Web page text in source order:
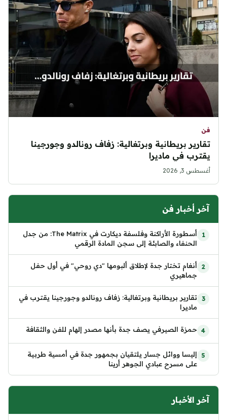
فن
تقارير بريطانية وبرتغالية: زفاف رونالدو وجورجينا
يقترب في ماديرا
أغسطس 3, 2026
آخر أخبار فن
أسطورة الأراكنة وفلسفة ديكارت في The Matrix: من جدل
الحنفاء والصابئة إلى سجن المادة الرقمي
أنغام تختار جدة لإطلاق ألبومها "دي روحي" في أول حفل
جماهيري
تقارير بريطانية وبرتغالية: زفاف رونالدو وجورجينا يقترب في
ماديرا
حمزة الصيرفي يصف جدة بأنها مصدر إلهام للفن والثقافة
إليسا ووائل جسار يلتقيان بجمهور جدة في أمسية طربية
على مسرح عبادي الجوهر أرينا
آخر الأخبار